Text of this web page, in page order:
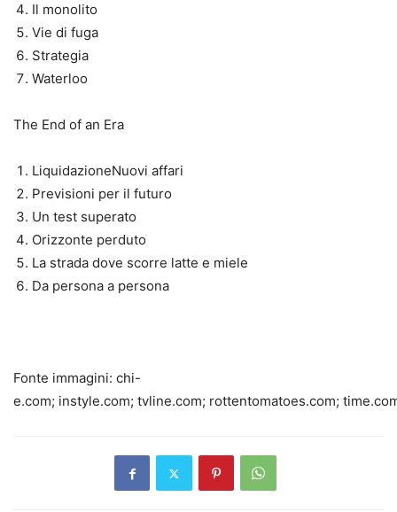
Il monolito
Vie di fuga
Strategia
Waterloo
The End of an Era
LiquidazioneNuovi affari
Previsioni per il futuro
Un test superato
Orizzonte perduto
La strada dove scorre latte e miele
Da persona a persona
Fonte immagini: chi-
e.com; instyle.com; tvline.com; rottentomatoes.com;